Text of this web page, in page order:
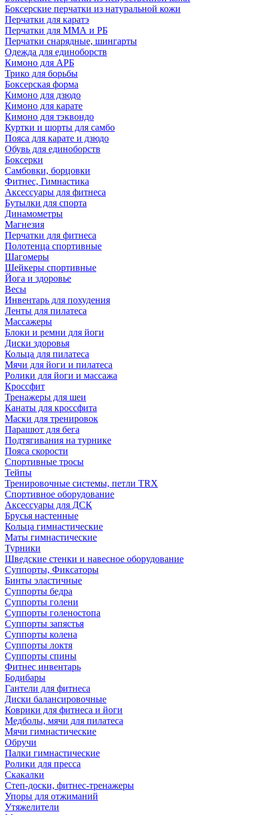
Боксерские перчатки из натуральной кожи
Перчатки для каратэ
Перчатки для ММА и РБ
Перчатки снарядные, шингарты
Одежда для единоборств
Кимоно для АРБ
Трико для борьбы
Боксерская форма
Кимоно для дзюдо
Кимоно для карате
Кимоно для тэквондо
Куртки и шорты для самбо
Пояса для карате и дзюдо
Обувь для единоборств
Боксерки
Самбовки, борцовки
Фитнес, Гимнастика
Аксессуары для фитнеса
Бутылки для спорта
Динамометры
Магнезия
Перчатки для фитнеса
Полотенца спортивные
Шагомеры
Шейкеры спортивные
Йога и здоровье
Весы
Инвентарь для похудения
Ленты для пилатеса
Массажеры
Блоки и ремни для йоги
Диски здоровья
Кольца для пилатеса
Мячи для йоги и пилатеса
Ролики для йоги и массажа
Кроссфит
Тренажеры для шеи
Канаты для кроссфита
Маски для тренировок
Парашют для бега
Подтягивания на турнике
Пояса скорости
Спортивные тросы
Тейпы
Тренировочные системы, петли TRX
Спортивное оборудование
Аксессуары для ДСК
Брусья настенные
Кольца гимнастические
Маты гимнастические
Турники
Шведские стенки и навесное оборудование
Суппорты, Фиксаторы
Бинты эластичные
Суппорты бедра
Суппорты голени
Суппорты голеностопа
Суппорты запястья
Суппорты колена
Суппорты локтя
Суппорты спины
Фитнес инвентарь
Бодибары
Гантели для фитнеса
Диски балансировочные
Коврики для фитнеса и йоги
Медболы, мячи для пилатеса
Мячи гимнастические
Обручи
Палки гимнастические
Ролики для пресса
Скакалки
Степ-доски, фитнес-тренажеры
Упоры для отжиманий
Утяжелители